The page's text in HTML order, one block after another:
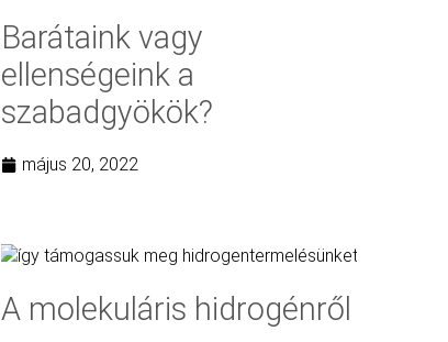
Barátaink vagy
ellenségeink a
szabadgyökök?
május 20, 2022
A molekuláris hidrogénről